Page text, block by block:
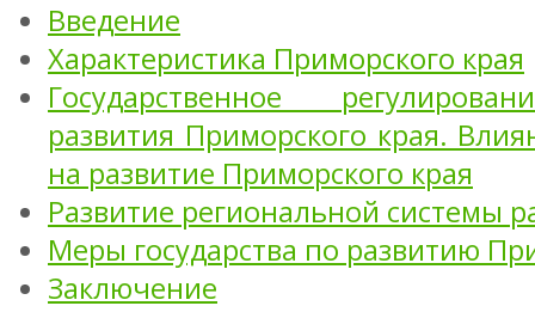
Введение
Характеристика Приморского края
Государственное
развития Приморского края.
на развитие Приморского края
Развитие региональной системы
Меры государства по развитию
Заключение